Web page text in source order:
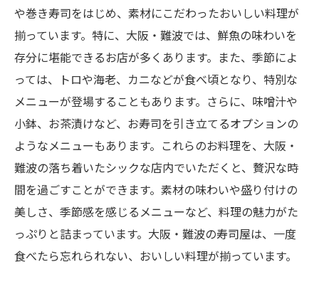
や巻き寿司をはじめ、素材にこだわったおいしい料理が
揃っています。特に、大阪・難波では、鮮魚の味わいを
存分に堪能できるお店が多くあります。また、季節によ
っては、トロや海老、カニなどが食べ頃となり、特別な
メニューが登場することもあります。さらに、味噌汁や
小鉢、お茶漬けなど、お寿司を引き立てるオプションの
ようなメニューもあります。これらのお料理を、大阪・
難波の落ち着いたシックな店内でいただくと、贅沢な時
間を過ごすことができます。素材の味わいや盛り付けの
美しさ、季節感を感じるメニューなど、料理の魅力がた
っぷりと詰まっています。大阪・難波の寿司屋は、一度
食べたら忘れられない、おいしい料理が揃っています。